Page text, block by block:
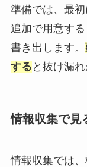
準備では、最初
追加で用意す
書き出します。
する と抜け漏れ
情報収集で見
情報収集では